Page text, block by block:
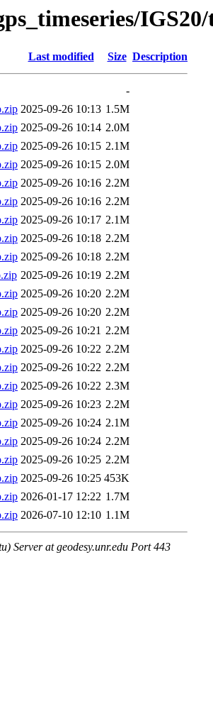
Last modified Size Description
-
2025-09-26 10:13 1.5M
2025-09-26 10:14 2.0M
2025-09-26 10:15 2.1M
2025-09-26 10:15 2.0M
2025-09-26 10:16 2.2M
2025-09-26 10:16 2.2M
2025-09-26 10:17 2.1M
2025-09-26 10:18 2.2M
2025-09-26 10:18 2.2M
2025-09-26 10:19 2.2M
2025-09-26 10:20 2.2M
2025-09-26 10:20 2.2M
2025-09-26 10:21 2.2M
2025-09-26 10:22 2.2M
2025-09-26 10:22 2.2M
2025-09-26 10:22 2.3M
2025-09-26 10:23 2.2M
2025-09-26 10:24 2.1M
2025-09-26 10:24 2.2M
2025-09-26 10:25 2.2M
2025-09-26 10:25 453K
2026-01-17 12:22 1.7M
2026-07-10 12:10 1.1M
Server at geodesy.unr.edu Port 443